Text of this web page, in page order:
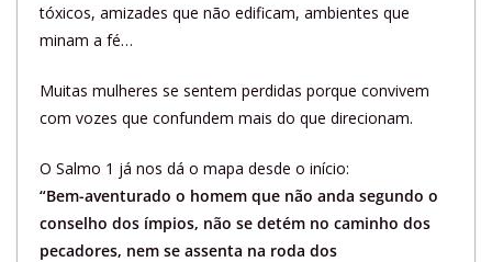
tóxicos, amizades que não edificam, ambientes que
minam a fé…
Muitas mulheres se sentem perdidas porque convivem
com vozes que confundem mais do que direcionam.
O Salmo 1 já nos dá o mapa desde o início:
“Bem-aventurado o homem que não anda segundo o
conselho dos ímpios, não se detém no caminho dos
pecadores, nem se assenta na roda dos